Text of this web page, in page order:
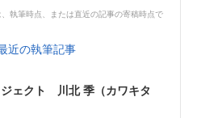
執筆時点、または直近の記事の寄稿時点で
近の執筆記事
ェクト 川北 季（カワキタ